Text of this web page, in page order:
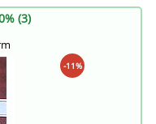
(3)
-11%